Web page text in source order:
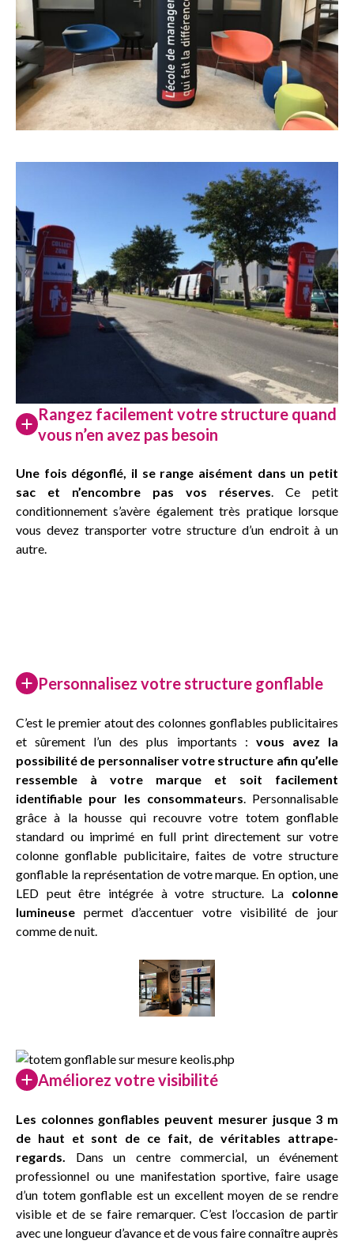
Rangez facilement votre structure quand
vous n’en avez pas besoin
Une fois dégonflé, il se range aisément dans un petit
sac et n’encombre pas vos réserves. Ce petit
conditionnement s’avère également très pratique lorsque
vous devez transporter votre structure d’un endroit à un
autre.
Personnalisez votre structure gonflable
C’est le premier atout des colonnes gonflables publicitaires
et sûrement l’un des plus importants : vous avez la
possibilité de personnaliser votre structure afin qu’elle
ressemble à votre marque et soit facilement
identifiable pour les consommateurs. Personnalisable
grâce à la housse qui recouvre votre totem gonflable
standard ou imprimé en full print directement sur votre
colonne gonflable publicitaire, faites de votre structure
gonflable la représentation de votre marque. En option, une
LED peut être intégrée à votre structure. La colonne
lumineuse permet d’accentuer votre visibilité de jour
comme de nuit.
Améliorez votre visibilité
Les colonnes gonflables peuvent mesurer jusque 3 m
de haut et sont de ce fait, de véritables attrape-
regards. Dans un centre commercial, un événement
professionnel ou une manifestation sportive, faire usage
d’un totem gonflable est un excellent moyen de se rendre
visible et de se faire remarquer. C’est l’occasion de partir
avec une longueur d’avance et de vous faire connaître auprès